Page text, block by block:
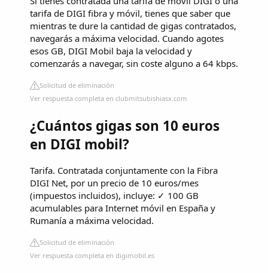
tarifa de DIGI fibra y móvil, tienes que saber que
mientras te dure la cantidad de gigas contratados,
navegarás a máxima velocidad. Cuando agotes
esos GB, DIGI Mobil baja la velocidad y
comenzarás a navegar, sin coste alguno a 64 kbps.
Solicitud de eliminación
Ver respuesta completa en clubmitsubishiasx.com
¿Cuántos gigas son 10 euros
en DIGI mobil?
Tarifa. Contratada conjuntamente con la Fibra
DIGI Net, por un precio de 10 euros/mes
(impuestos incluidos), incluye: ✓ 100 GB
acumulables para Internet móvil en España y
Rumanía a máxima velocidad.
Solicitud de eliminación
Ver respuesta completa en digimobil.es